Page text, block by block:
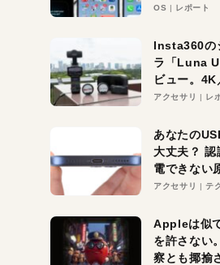
待大の便利
る未来はす
OS レポート
Insta360の
ラ「Luna
ビュー。
ーム・夜間
アクセサリ レ
あなたの
大丈夫？
電できない
対策
アクセサリ テ
Appleは似
を許さない
察とも揶揄